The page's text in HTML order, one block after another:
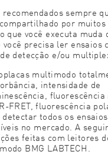
sempre
por muitos
que você executa muda
precisa ler ensaios
detecção e/ou
multimodo
intensidade de
fluorescência
FRET, fluorescência
todos os
no mercado. A
feitas com leitores
BMG LABTECH.